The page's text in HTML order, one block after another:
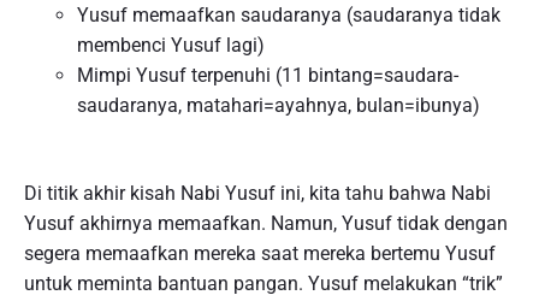
Yusuf memaafkan saudaranya (saudaranya tidak
membenci Yusuf lagi)
Mimpi Yusuf terpenuhi (11 bintang=saudara-
saudaranya, matahari=ayahnya, bulan=ibunya)
Di titik akhir kisah Nabi Yusuf ini, kita tahu bahwa Nabi
Yusuf akhirnya memaafkan. Namun, Yusuf tidak dengan
segera memaafkan mereka saat mereka bertemu Yusuf
untuk meminta bantuan pangan. Yusuf melakukan “trik”